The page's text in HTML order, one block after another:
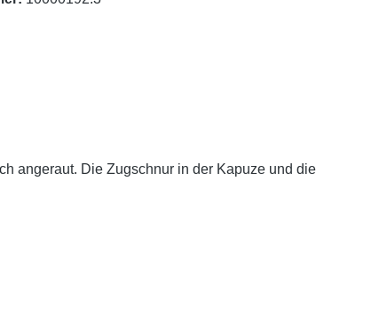
angeraut. Die Zugschnur in der Kapuze und die